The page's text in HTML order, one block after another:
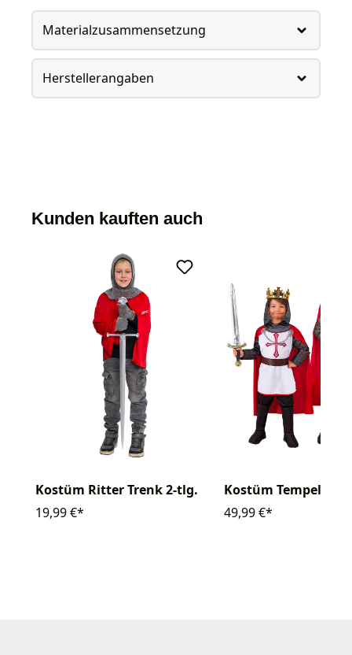
Materialzusammensetzung
Herstellerangaben
Kunden kauften auch
Kostüm Ritter Trenk 2-tlg.
19,99 €*
Kostüm
49,99 €*